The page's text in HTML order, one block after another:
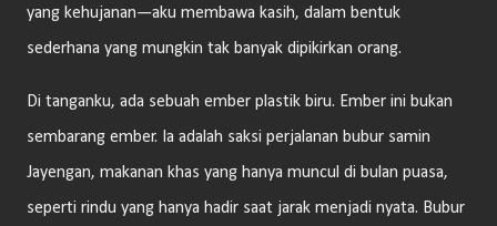
yang kehujanan—aku membawa kasih, dalam bentuk
sederhana yang mungkin tak banyak dipikirkan orang.
Di tanganku, ada sebuah ember plastik biru. Ember ini bukan
sembarang ember. Ia adalah saksi perjalanan bubur samin
Jayengan, makanan khas yang hanya muncul di bulan puasa,
seperti rindu yang hanya hadir saat jarak menjadi nyata. Bubur